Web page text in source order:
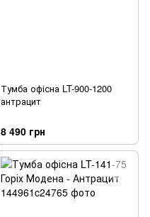
Тумба офісна LT-900-1200
антрацит
8 490 грн